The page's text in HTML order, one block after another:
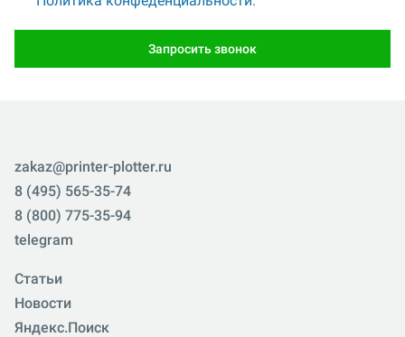
Запросить звонок
zakaz@printer-plotter.ru
8 (495) 565-35-74
8 (800) 775-35-94
telegram
Статьи
Новости
Яндекс.Поиск